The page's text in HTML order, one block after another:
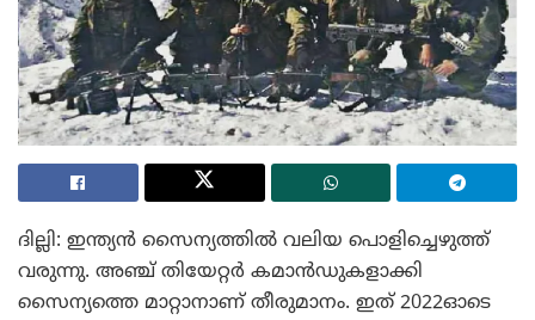
ദില്ലി: ഇന്ത്യന്‍ സൈന്യത്തില്‍ വലിയ പൊളിച്ചെഴുത്ത്
വരുന്നു. അഞ്ച് തിയേറ്റര്‍ കമാന്‍ഡുകളാക്കി
സൈന്യത്തെ മാറ്റാനാണ് തീരുമാനം. ഇത് 2022ഓടെ